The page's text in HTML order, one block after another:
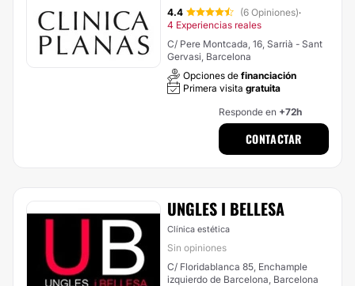
4.4 (6 Opiniones)·
4 Experiencias reales
C/ Pere Montcada, 16, Sarrià - Sant
Gervasi, Barcelona
Opciones de financiación
Primera visita gratuita
Responde en +72h
CONTACTAR
UNGLES I BELLESA
Clínica estética
Sin opiniones
C/ Floridablanca 85, Enchample
izquierdo de Barcelona, Barcelona